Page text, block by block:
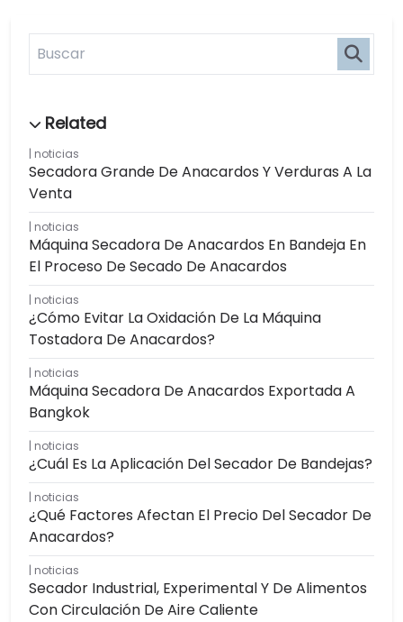
noticias
Secadora Grande De Anacardos Y Verduras A La
Venta
noticias
Máquina Secadora De Anacardos En Bandeja En
El Proceso De Secado De Anacardos
noticias
¿Cómo Evitar La Oxidación De La Máquina
Tostadora De Anacardos?
noticias
Máquina Secadora De Anacardos Exportada A
Bangkok
noticias
¿Cuál Es La Aplicación Del Secador De Bandejas?
noticias
¿Qué Factores Afectan El Precio Del Secador De
Anacardos?
noticias
Secador Industrial, Experimental Y De Alimentos
Con Circulación De Aire Caliente